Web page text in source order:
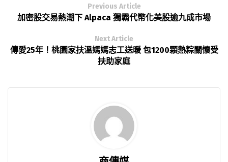
Previous Article
加密股交易熱潮下 Alpaca 獨霸代幣化美股逾九成市場
Next Article
傳愛25年！桃園家扶溫媽媽志工送暖 包1200顆熱粽關懷受
扶助家庭